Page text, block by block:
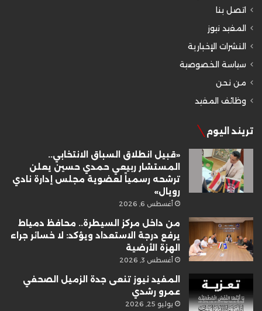
اتصل بنا
المفيد نيوز
النشرات الإخبارية
سياسة الخصوصية
من نحن
وظائف المفيد
تريند اليوم
«قبيل انطلاق السباق الانتخابي..
المستشار ربيعي حمدي حسين يعلن
ترشحه رسمياً لعضوية مجلس إدارة نادي
رويال»
أغسطس 6, 2026
من داخل مركز السيطرة.. محافظ دمياط
يرفع درجة الاستعداد ويؤكد: لا خسائر جراء
الهزة الأرضية
أغسطس 3, 2026
المفيد نيوز تنعى جدة الزميل الصحفي
عمرو رشدي
يوليو 25, 2026